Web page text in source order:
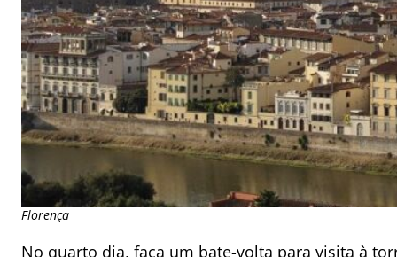
Florença
No quarto dia, faça um bate-volta para visita à